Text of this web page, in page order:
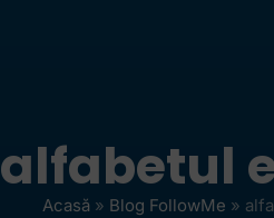
alfabetul
Acasă » Blog FollowMe »